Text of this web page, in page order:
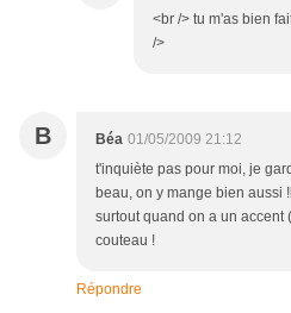
<br /> tu m'as bien
/>
B Béa 01/05/2009 21:12
t'inquiète pas pour moi, je
beau, on y mange bien aussi
surtout quand on a un accent
couteau !
Répondre